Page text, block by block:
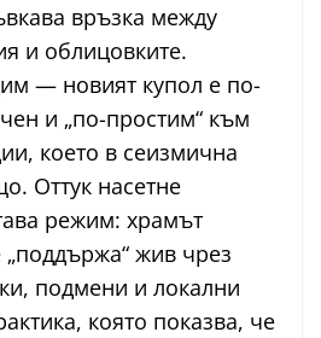
връзка между
и облицовките.
— новият купол е по-
и „по-простим“ към
което в сеизмична
Оттук насетне
режим: храмът
„поддържа“ жив чрез
подмени и локални
която показва, че